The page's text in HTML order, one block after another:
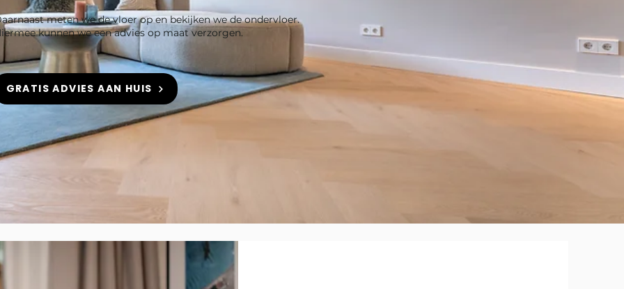
meten we de vloer op en bekijken we de ondervloer.
kunnen we een advies op maat verzorgen.
GRATIS ADVIES AAN HUIS